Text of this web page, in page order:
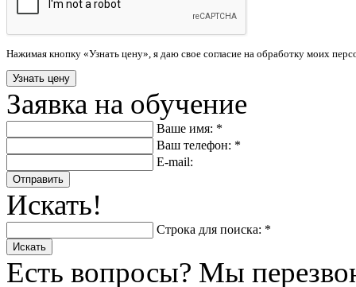
Нажимая кнопку «Узнать цену», я даю свое согласие на обработку моих
Заявка на обучение
Ваше имя: *
Ваш телефон: *
E-mail:
Отправить
Искать!
Строка для поиска: *
Искать
Есть вопросы? Мы